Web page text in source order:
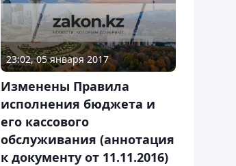
23:02, 05 января 2017
Изменены Правила
исполнения бюджета и
его кассового
обслуживания (аннотация
к документу от 11.11.2016)